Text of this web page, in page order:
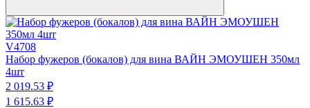
V4708
Набор фужеров (бокалов) для вина ВАЙН ЭМОУШЕН 350мл
4шт
2 019.53 ₽
1 615.63 ₽